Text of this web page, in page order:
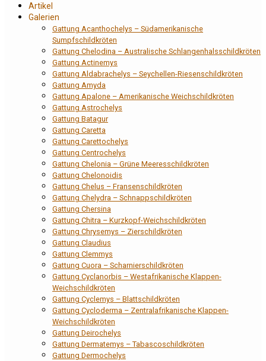
Artikel
Galerien
Gattung Acanthochelys – Südamerikanische
Sumpfschildkröten
Gattung Chelodina – Australische Schlangenhalsschildkröten
Gattung Actinemys
Gattung Aldabrachelys – Seychellen-Riesenschildkröten
Gattung Amyda
Gattung Apalone – Amerikanische Weichschildkröten
Gattung Astrochelys
Gattung Batagur
Gattung Caretta
Gattung Carettochelys
Gattung Centrochelys
Gattung Chelonia – Grüne Meeresschildkröten
Gattung Chelonoidis
Gattung Chelus – Fransenschildkröten
Gattung Chelydra – Schnappschildkröten
Gattung Chersina
Gattung Chitra – Kurzkopf-Weichschildkröten
Gattung Chrysemys – Zierschildkröten
Gattung Claudius
Gattung Clemmys
Gattung Cuora – Scharnierschildkröten
Gattung Cyclanorbis – Westafrikanische Klappen-
Weichschildkröten
Gattung Cyclemys – Blattschildkröten
Gattung Cycloderma – Zentralafrikanische Klappen-
Weichschildkröten
Gattung Deirochelys
Gattung Dermatemys – Tabascoschildkröten
Gattung Dermochelys